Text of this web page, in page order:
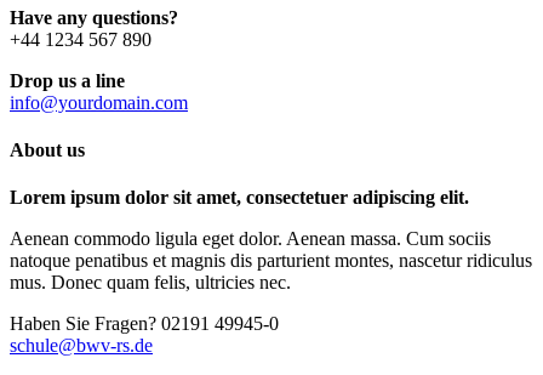
Have any questions?
+44 1234 567 890
Drop us a line
info@yourdomain.com
About us
Lorem ipsum dolor sit amet, consectetuer adipiscing elit.
Aenean commodo ligula eget dolor. Aenean massa. Cum sociis
natoque penatibus et magnis dis parturient montes, nascetur ridiculus
mus. Donec quam felis, ultricies nec.
Haben Sie Fragen? 02191 49945-0
schule@bwv-rs.de